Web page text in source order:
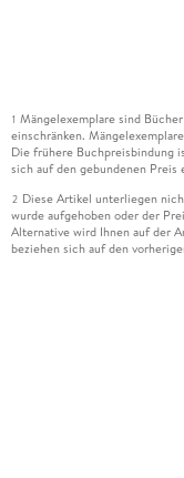
1 Mängelexemplare sind
einschränken.
Die frühere Buchpreisbindung
sich auf den gebundenen Preis
2 Diese Artikel unterliegen
wurde aufgehoben oder der
Alternative wird Ihnen auf der
beziehen sich auf den